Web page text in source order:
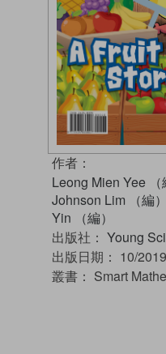
作者：
Leong Mien Yee （
Johnson Lim （編）
Yin （編）
出版社： Young
出版日期： 10/2019
叢書： Smart